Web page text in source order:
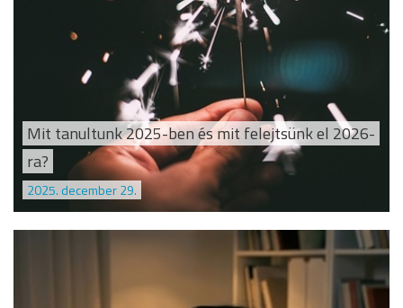
Mit tanultunk 2025-ben és mit felejtsünk el 2026-
ra?
2025. december 29.